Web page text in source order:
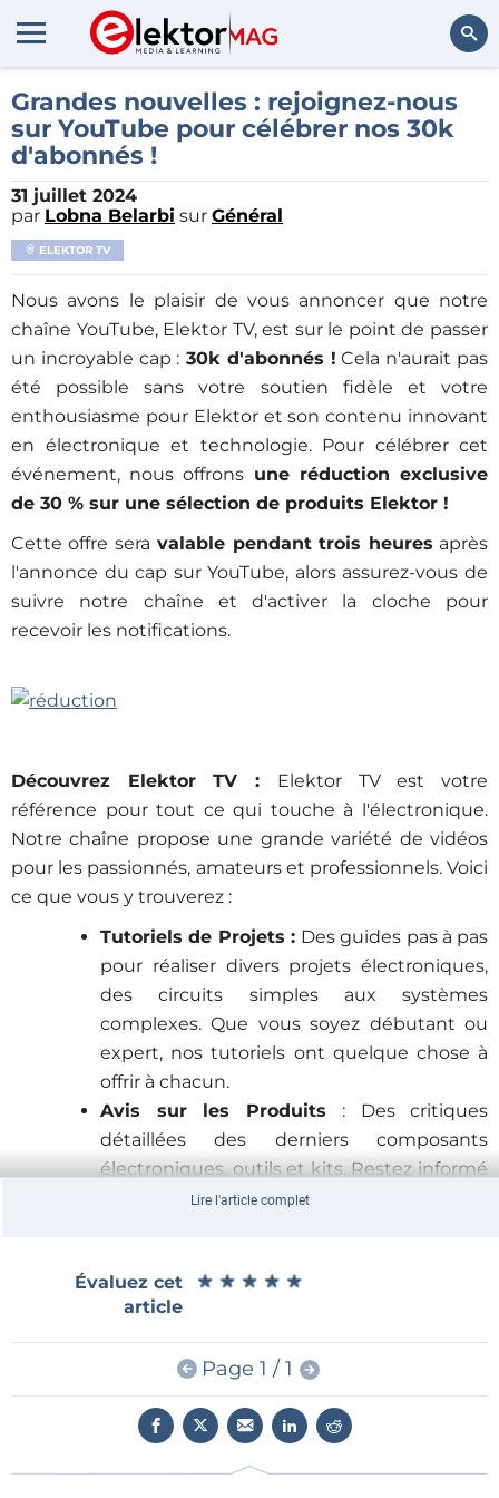
Rechercher
Grandes nouvelles : rejoignez-nous
sur YouTube pour célébrer nos 30k
d'abonnés !
31 juillet 2024
par Lobna Belarbi sur Général
ELEKTOR TV
Nous avons le plaisir de vous annoncer que notre
chaîne YouTube, Elektor TV, est sur le point de passer
un incroyable cap : 30k d'abonnés ! Cela n'aurait pas
été possible sans votre soutien fidèle et votre
enthousiasme pour Elektor et son contenu innovant
en électronique et technologie. Pour célébrer cet
événement, nous offrons une réduction exclusive
de 30 % sur une sélection de produits Elektor !
Cette offre sera valable pendant trois heures après
l'annonce du cap sur YouTube, alors assurez-vous de
suivre notre chaîne et d'activer la cloche pour
recevoir les notifications.
Découvrez Elektor TV : Elektor TV est votre
référence pour tout ce qui touche à l'électronique.
Notre chaîne propose une grande variété de vidéos
pour les passionnés, amateurs et professionnels. Voici
ce que vous y trouverez :
Tutoriels de Projets : Des guides pas à pas
pour réaliser divers projets électroniques,
des circuits simples aux systèmes
complexes. Que vous soyez débutant ou
expert, nos tutoriels ont quelque chose à
offrir à chacun.
Avis sur les Produits : Des critiques
détaillées des derniers composants
électroniques, outils et kits. Restez informé
sur les meilleurs produits du marché et
dernières tendances et innovations dans le
domaine de l'électronique. Nos segments
d'actualités couvrent tout, des nouvelles
technologies aux recherches
révolutionnaires.
Interviews avec des Experts :
Lire l'article complet
Évaluez cet
article
★ ★ ★ ★ ★
★ ★ ★ ★ ★
Page 1 / 1